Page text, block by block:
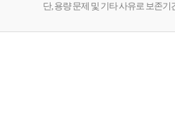
단, 용량 문제 및 기타 사유로 보존